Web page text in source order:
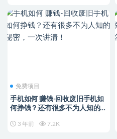
免费项目
手机如何 赚钱-回收废旧手机如
何挣钱？还有很多不为人知的秘
3 年前 7.2K